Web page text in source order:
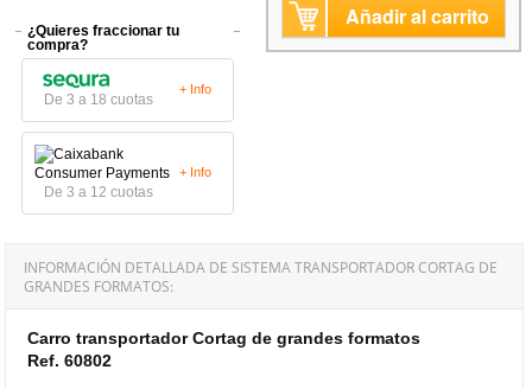
¿Quieres fraccionar tu
compra?
De 3 a 18 cuotas
+ Info
De 3 a 12 cuotas
+ Info
Añadir al carrito
INFORMACIÓN DETALLADA DE SISTEMA TRANSPORTADOR CORTAG DE
GRANDES FORMATOS:
Carro transportador Cortag de grandes formatos
Ref. 60802